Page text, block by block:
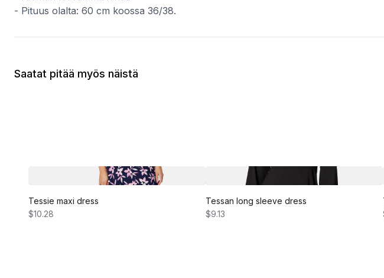
- Pituus olalta: 60 cm koossa 36/38.
Saatat pitää myös näistä
Tessie maxi dress
$10.28
Tessan long sleeve dress
$9.13